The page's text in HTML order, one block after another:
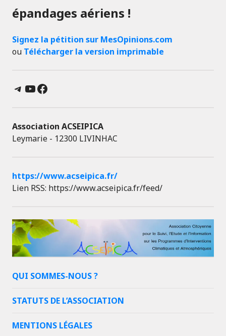
épandages aériens !
Signez la pétition sur MesOpinions.com
ou Télécharger la version imprimable
Telegram
YouTube
Facebook
Association ACSEIPICA
Leymarie - 12300 LIVINHAC
https://www.acseipica.fr/
Lien RSS: https://www.acseipica.fr/feed/
QUI SOMMES-NOUS ?
STATUTS DE L’ASSOCIATION
MENTIONS LÉGALES